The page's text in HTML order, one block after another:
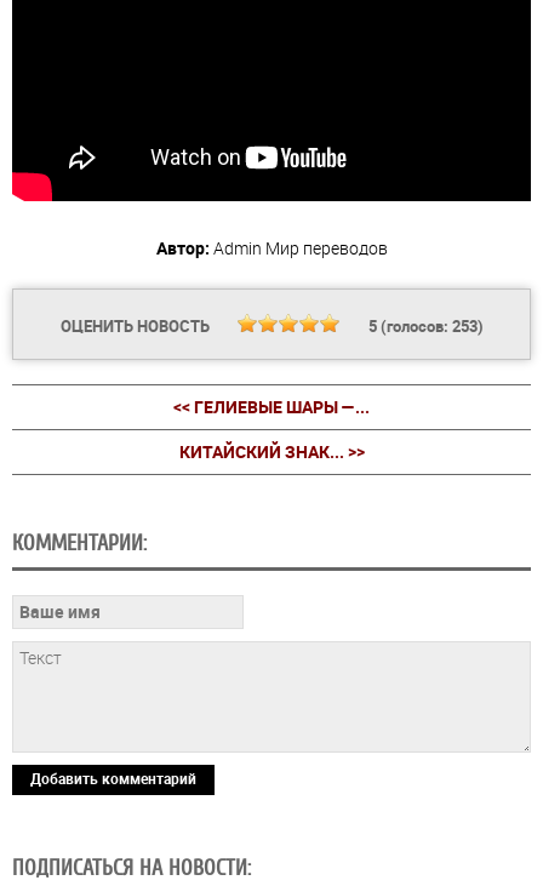
Автор: Admin Мир переводов
ОЦЕНИТЬ НОВОСТЬ 5(голосов: 253)
<< ГЕЛИЕВЫЕ ШАРЫ —...
КИТАЙСКИЙ ЗНАК... >>
КОММЕНТАРИИ:
Добавить комментарий
ПОДПИСАТЬСЯ НА НОВОСТИ: